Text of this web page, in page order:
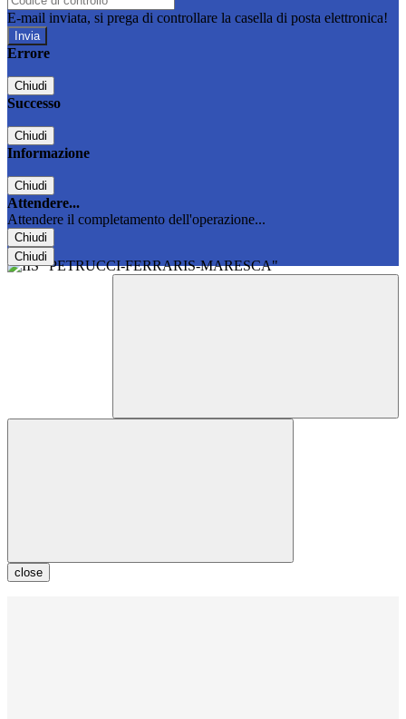
E-mail inviata, si prega di controllare la casella di posta elettronica!
Errore
Chiudi
Successo
Chiudi
Informazione
Chiudi
Attendere...
Attendere il completamento dell'operazione...
Chiudi
Chiudi
close